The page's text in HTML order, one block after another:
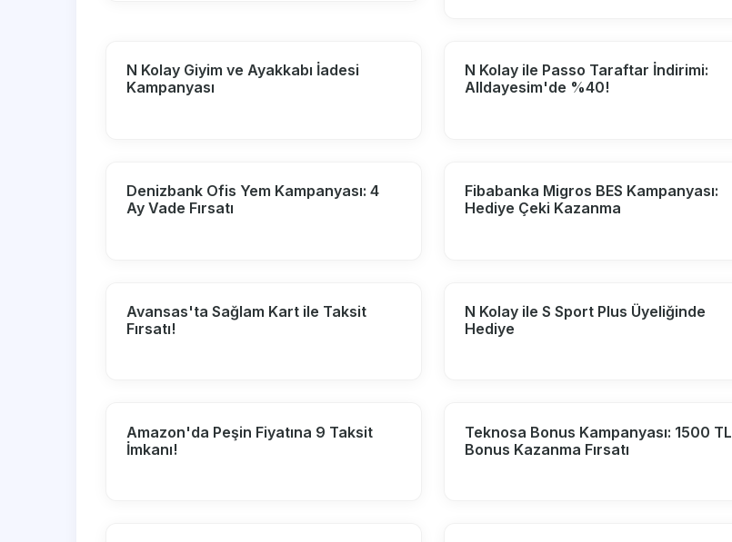
N Kolay Giyim ve Ayakkabı İadesi
Kampanyası
N Kolay ile Passo Taraftar İndirimi:
Alldayesim'de %40!
Denizbank Ofis Yem Kampanyası: 4
Ay Vade Fırsatı
Fibabanka Migros BES Kampanyası:
Hediye Çeki Kazanma
Avansas'ta Sağlam Kart ile Taksit
Fırsatı!
N Kolay ile S Sport Plus Üyeliğinde
Hediye
Amazon'da Peşin Fiyatına 9 Taksit
İmkanı!
Teknosa Bonus Kampanyası: 1500 TL
Bonus Kazanma Fırsatı